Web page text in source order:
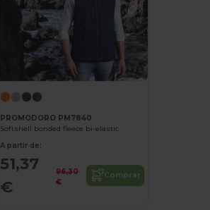
PROMODORO PM7840
Softshell bonded fleece bi-elastic
A partir de:
51,37
€
96,30
€
Comprar